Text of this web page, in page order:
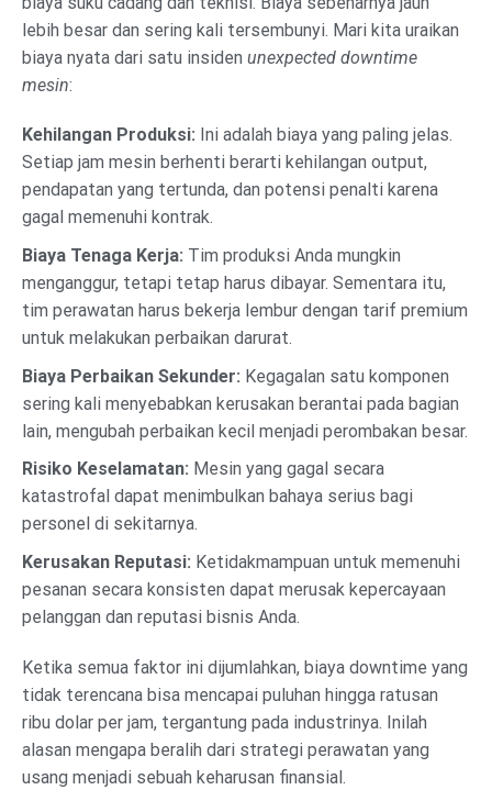
lebih besar dan sering kali tersembunyi. Mari kita uraikan
biaya nyata dari satu insiden unexpected downtime
mesin:
Kehilangan Produksi: Ini adalah biaya yang paling jelas.
Setiap jam mesin berhenti berarti kehilangan output,
pendapatan yang tertunda, dan potensi penalti karena
gagal memenuhi kontrak.
Biaya Tenaga Kerja: Tim produksi Anda mungkin
menganggur, tetapi tetap harus dibayar. Sementara itu,
tim perawatan harus bekerja lembur dengan tarif premium
untuk melakukan perbaikan darurat.
Biaya Perbaikan Sekunder: Kegagalan satu komponen
sering kali menyebabkan kerusakan berantai pada bagian
lain, mengubah perbaikan kecil menjadi perombakan besar.
Risiko Keselamatan: Mesin yang gagal secara
katastrofal dapat menimbulkan bahaya serius bagi
personel di sekitarnya.
Kerusakan Reputasi: Ketidakmampuan untuk memenuhi
pesanan secara konsisten dapat merusak kepercayaan
pelanggan dan reputasi bisnis Anda.
Ketika semua faktor ini dijumlahkan, biaya downtime yang
tidak terencana bisa mencapai puluhan hingga ratusan
ribu dolar per jam, tergantung pada industrinya. Inilah
alasan mengapa beralih dari strategi perawatan yang
usang menjadi sebuah keharusan finansial.